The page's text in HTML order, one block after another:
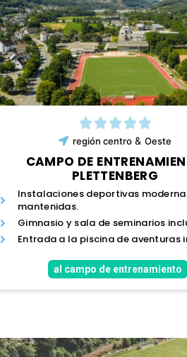
región centro & Oeste
CAMPO DE
PLETTENBERG
Instalaciones deportivas
mantenidas.
Gimnasio y sala de seminarios
Entrada a la piscina de aventuras
al campo de entrenamiento